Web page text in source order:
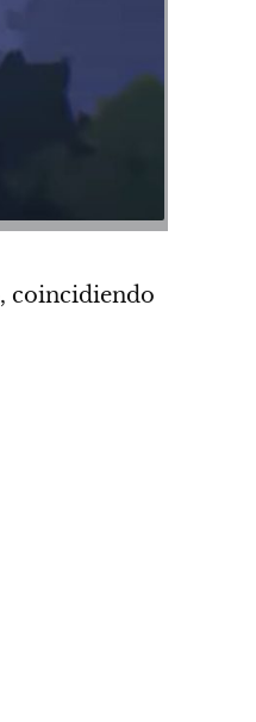
, coincidiendo